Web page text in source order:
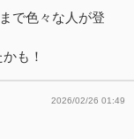
で色々な人が登
も！
2026/02/26 01:49